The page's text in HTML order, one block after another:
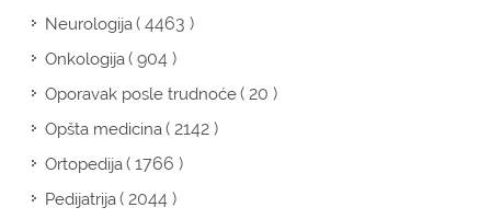
Neurologija( 4463 )
Onkologija( 904 )
Oporavak posle trudnoće( 20 )
Opšta medicina( 2142 )
Ortopedija( 1766 )
Pedijatrija( 2044 )